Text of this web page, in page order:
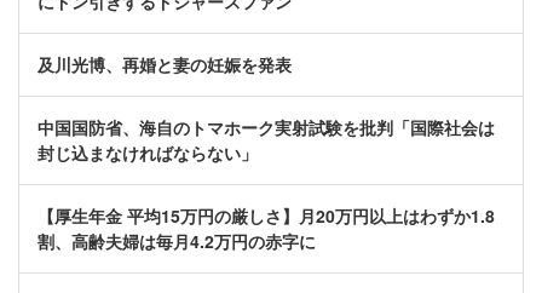
及川光博、再婚と妻の妊娠を発表
中国国防省、海自のトマホーク実射試験を批判「国際社会は
封じ込まなければならない」
【厚生年金 平均15万円の厳しさ】月20万円以上はわずか1.8
割、高齢夫婦は毎月4.2万円の赤字に